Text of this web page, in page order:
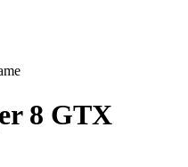
8 GTX